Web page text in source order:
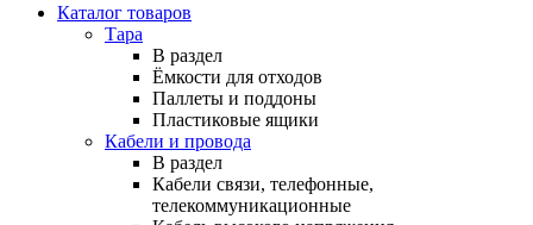
Каталог товаров
Тара
В раздел
Ёмкости для отходов
Паллеты и поддоны
Пластиковые ящики
Кабели и провода
В раздел
Кабели связи, телефонные,
телекоммуникационные